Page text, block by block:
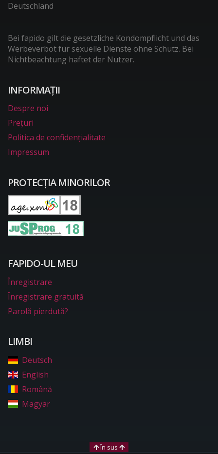
Deutschland
Bei fapido gilt die gesetzliche Kondompflicht und das
Werbeverbot für sexuelle Dienste ohne Schutz. Bei
Nichtbeachtung haftet der Nutzer.
INFORMAŢII
Despre noi
Preţuri
Politica de confidențialitate
Impressum
PROTECŢIA MINORILOR
FAPIDO-UL MEU
Înregistrare
Înregistrare gratuită
Parolă pierdută?
LIMBI
Deutsch
English
Română
Magyar
În sus